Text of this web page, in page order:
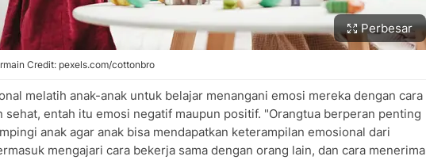
Perbesar
Credit: pexels.com/cottonbro
melatih anak-anak untuk belajar menangani emosi mereka dengan cara
sehat, entah itu emosi negatif maupun positif. "Orangtua berperan penting
anak agar anak bisa mendapatkan keterampilan emosional dari
mengajari cara bekerja sama dengan orang lain, dan cara menerima